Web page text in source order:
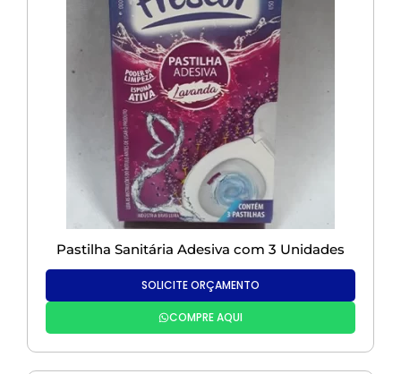
Pastilha Sanitária Adesiva com 3 Unidades
SOLICITE ORÇAMENTO
COMPRE AQUI